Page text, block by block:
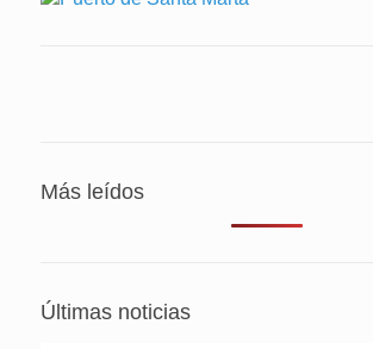
Más leídos
Últimas noticias